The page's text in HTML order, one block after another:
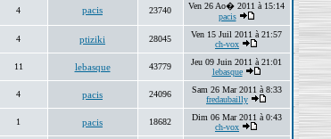
4 pacis 23740
Ven 26 Ao� 2011 à 15:14
pacis
4 ptiziki 28045
Ven 15 Juil 2011 à 21:57
ch-vox
11 lebasque 43779
Jeu 09 Juin 2011 à 21:01
lebasque
4 pacis 24096
Sam 26 Mar 2011 à 8:33
fredaubailly
1 pacis 18682
Dim 06 Mar 2011 à 0:43
ch-vox